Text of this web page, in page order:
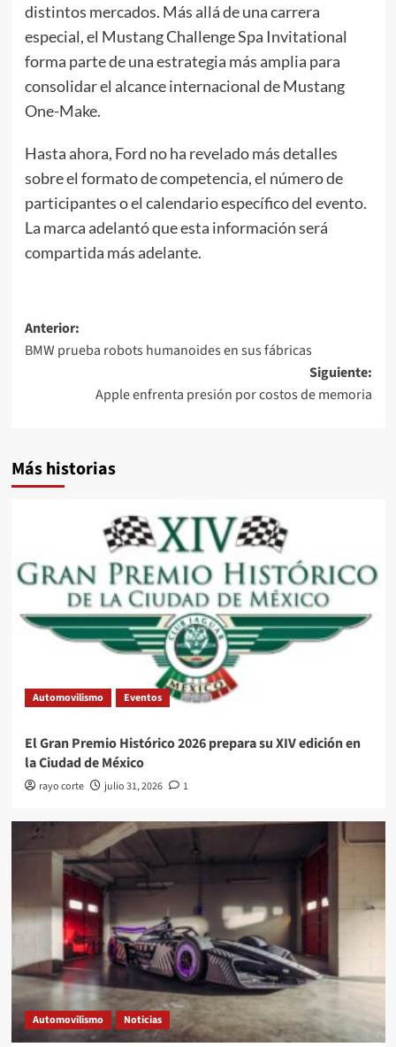
distintos mercados. Más allá de una carrera
especial, el Mustang Challenge Spa Invitational
forma parte de una estrategia más amplia para
consolidar el alcance internacional de Mustang
One-Make.
Hasta ahora, Ford no ha revelado más detalles
sobre el formato de competencia, el número de
participantes o el calendario específico del evento.
La marca adelantó que esta información será
compartida más adelante.
Navegación
de
entradas
Anterior:
BMW prueba robots humanoides en sus fábricas
Siguiente:
Apple enfrenta presión por costos de memoria
Más historias
Automovilismo Eventos
El Gran Premio Histórico 2026 prepara su XIV edición en
la Ciudad de México
rayo corte julio 31, 2026 1
Automovilismo Noticias